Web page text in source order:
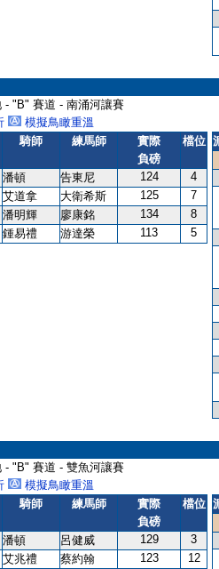
- "B" 賽道 - 南涌河讓賽
模擬鳥瞰重溫
騎師 練馬師
實際
負磅
檔位
潘頓 告東尼 124
4
艾道拿 大衛希斯 125
7
潘明輝 廖康銘 134
8
鍾易禮 游達榮 113 5
- "B" 賽道 - 雙魚河讓賽
模擬鳥瞰重溫
騎師 練馬師
實際
負磅
檔位
潘頓 呂健威 129
3
艾兆禮 蔡約翰 123
12